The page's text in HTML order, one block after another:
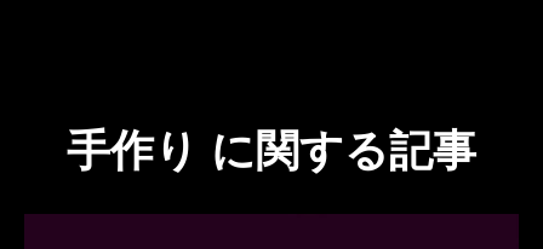
手作り に関する記事